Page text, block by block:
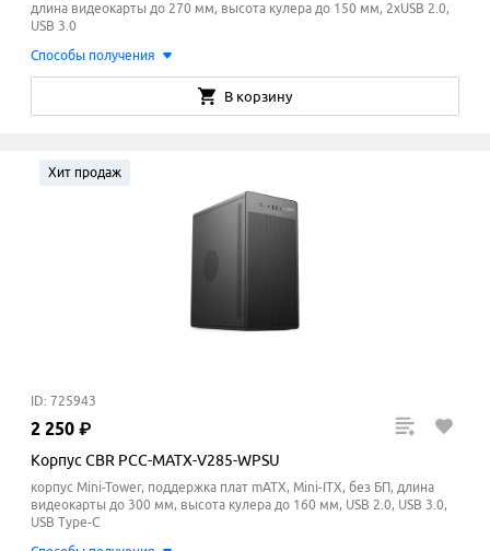
длина видеокарты до 270 мм, высота кулера до 150 мм, 2xUSB 2.0,
USB 3.0
Способы получения
В корзину
Хит продаж
ID: 725943
2 250 ₽
Корпус CBR PCC-MATX-V285-WPSU
корпус Mini-Tower, поддержка плат mATX, Mini-ITX, без БП, длина
видеокарты до 300 мм, высота кулера до 160 мм, USB 2.0, USB 3.0,
USB Type-C